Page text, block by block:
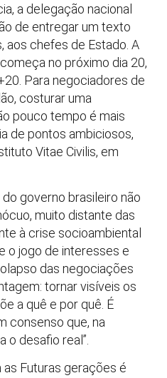
a delegação nacional
de entregar um texto
aos chefes de Estado. A
no próximo dia 20,
Para negociadores de
costurar uma
pouco tempo é mais
de pontos ambiciosos,
Vitae Civilis, em
governo brasileiro não
muito distante das
à crise socioambiental
o jogo de interesses e
das negociações
tornar visíveis os
a quê e por quê. É
consenso que, na
o desafio real”.
as Futuras gerações é